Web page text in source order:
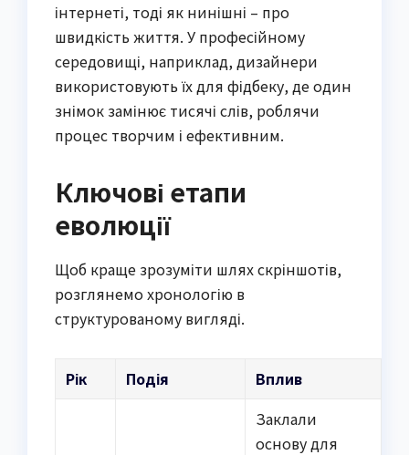
інтернеті, тоді як нинішні – про
швидкість життя. У професійному
середовищі, наприклад, дизайнери
використовують їх для фідбеку, де один
знімок замінює тисячі слів, роблячи
процес творчим і ефективним.
Ключові етапи
еволюції
Щоб краще зрозуміти шлях скріншотів,
розглянемо хронологію в
структурованому вигляді.
Рік Подія Вплив
Заклали
основу для